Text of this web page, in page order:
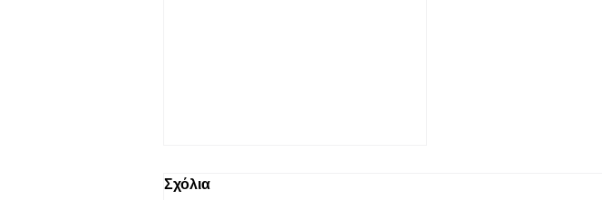
Σχόλια